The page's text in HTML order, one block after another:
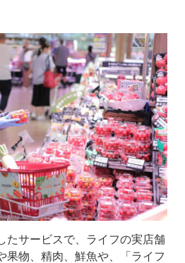
たサービスで、ライフの実店舗
果物、精肉、鮮魚や、「ライフ